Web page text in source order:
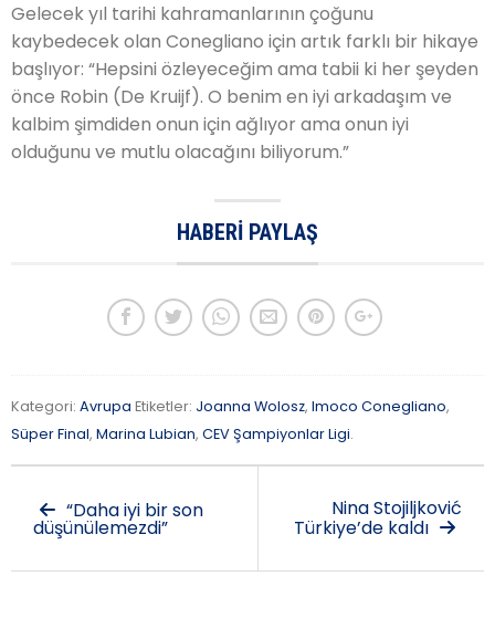
Gelecek yıl tarihi kahramanlarının çoğunu
kaybedecek olan Conegliano için artık farklı bir hikaye
başlıyor: “Hepsini özleyeceğim ama tabii ki her şeyden
önce Robin (De Kruijf). O benim en iyi arkadaşım ve
kalbim şimdiden onun için ağlıyor ama onun iyi
olduğunu ve mutlu olacağını biliyorum.”
HABERI PAYLAŞ
Kategori: Avrupa Etiketler: Joanna Wolosz, Imoco Conegliano,
Süper Final, Marina Lubian, CEV Şampiyonlar Ligi.
“Daha iyi bir son
düşünülemezdi”
Nina Stojiljković
Türkiye’de kaldı